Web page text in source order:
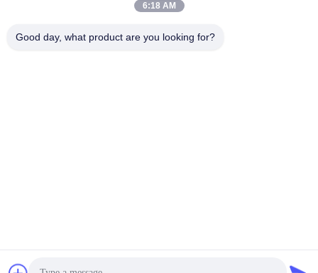
Fornitore. 2019-2026 Chengdu Chelation Biology Technology
6:18 AM
Good day, what product are you looking for?